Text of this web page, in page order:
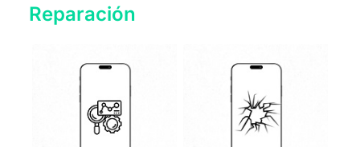
Reparación